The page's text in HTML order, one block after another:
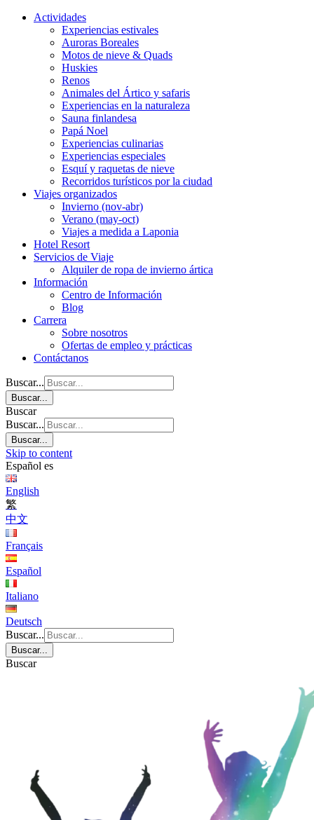
Actividades
Experiencias estivales
Auroras Boreales
Motos de nieve & Quads
Huskies
Renos
Animales del Ártico y safaris
Experiencias en la naturaleza
Sauna finlandesa
Papá Noel
Experiencias culinarias
Experiencias especiales
Esquí y raquetas de nieve
Recorridos turísticos por la ciudad
Viajes organizados
Invierno (nov-abr)
Verano (may-oct)
Viajes a medida a Laponia
Hotel Resort
Servicios de Viaje
Alquiler de ropa de invierno ártica
Información
Centro de Información
Blog
Carrera
Sobre nosotros
Ofertas de empleo y prácticas
Contáctanos
Buscar...
Buscar...
Buscar
Buscar...
Buscar...
Skip to content
Español es
English
繁
中文
Français
Español
Italiano
Deutsch
Buscar...
Buscar...
Buscar